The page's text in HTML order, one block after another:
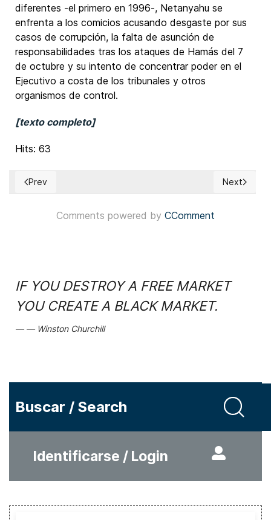
diferentes -el primero en 1996-, Netanyahu se
enfrenta a los comicios acusando desgaste por sus
casos de corrupción, la falta de asunción de
responsabilidades tras los ataques de Hamás del 7
de octubre y su intento de concentrar poder en el
Ejecutivo a costa de los tribunales y otros
organismos de control.
[texto completo]
Hits: 63
Previous article: EUA: Demócrata Nithya Raman se
Prev Next
Next
Comments powered by CComment
IF YOU DESTROY A FREE MARKET
YOU CREATE A BLACK MARKET.
Winston Churchill
Buscar / Search
Identificarse / Login